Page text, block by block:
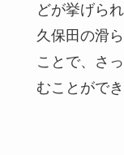
どが挙げら
久保田の滑
ことで、さ
むことができ